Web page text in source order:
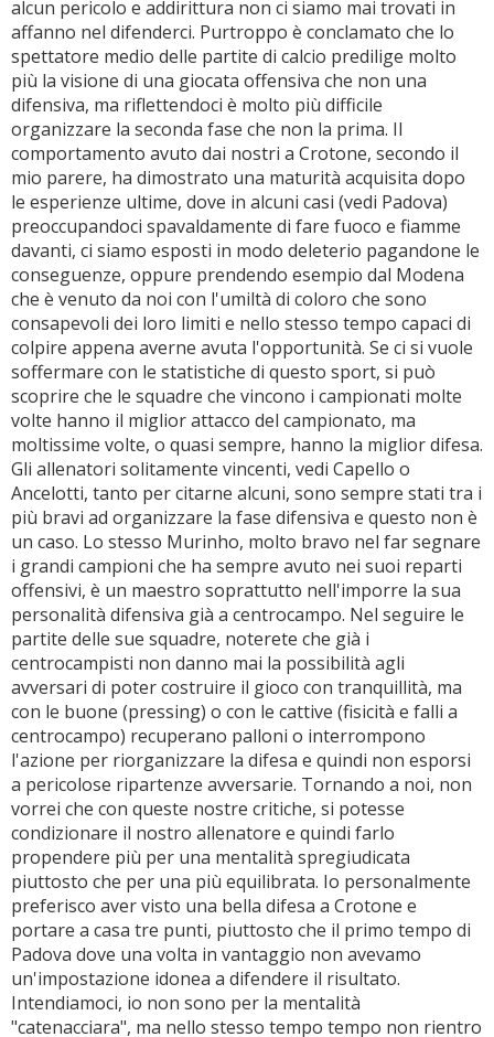
alcun pericolo e addirittura non ci siamo mai trovati in
affanno nel difenderci. Purtroppo è conclamato che lo
spettatore medio delle partite di calcio predilige molto
più la visione di una giocata offensiva che non una
difensiva, ma riflettendoci è molto più difficile
organizzare la seconda fase che non la prima. Il
comportamento avuto dai nostri a Crotone, secondo il
mio parere, ha dimostrato una maturità acquisita dopo
le esperienze ultime, dove in alcuni casi (vedi Padova)
preoccupandoci spavaldamente di fare fuoco e fiamme
davanti, ci siamo esposti in modo deleterio pagandone le
conseguenze, oppure prendendo esempio dal Modena
che è venuto da noi con l'umiltà di coloro che sono
consapevoli dei loro limiti e nello stesso tempo capaci di
colpire appena averne avuta l'opportunità. Se ci si vuole
soffermare con le statistiche di questo sport, si può
scoprire che le squadre che vincono i campionati molte
volte hanno il miglior attacco del campionato, ma
moltissime volte, o quasi sempre, hanno la miglior difesa.
Gli allenatori solitamente vincenti, vedi Capello o
Ancelotti, tanto per citarne alcuni, sono sempre stati tra i
più bravi ad organizzare la fase difensiva e questo non è
un caso. Lo stesso Murinho, molto bravo nel far segnare
i grandi campioni che ha sempre avuto nei suoi reparti
offensivi, è un maestro soprattutto nell'imporre la sua
personalità difensiva già a centrocampo. Nel seguire le
partite delle sue squadre, noterete che già i
centrocampisti non danno mai la possibilità agli
avversari di poter costruire il gioco con tranquillità, ma
con le buone (pressing) o con le cattive (fisicità e falli a
centrocampo) recuperano palloni o interrompono
l'azione per riorganizzare la difesa e quindi non esporsi
a pericolose ripartenze avversarie. Tornando a noi, non
vorrei che con queste nostre critiche, si potesse
condizionare il nostro allenatore e quindi farlo
propendere più per una mentalità spregiudicata
piuttosto che per una più equilibrata. Io personalmente
preferisco aver visto una bella difesa a Crotone e
portare a casa tre punti, piuttosto che il primo tempo di
Padova dove una volta in vantaggio non avevamo
un'impostazione idonea a difendere il risultato.
Intendiamoci, io non sono per la mentalità
"catenacciara", ma nello stesso tempo tempo non rientro